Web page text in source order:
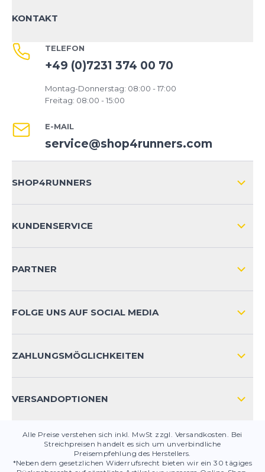
KONTAKT
TELEFON
+49 (0)7231 374 00 70
Montag-Donnerstag: 08:00 - 17:00
Freitag: 08:00 - 15:00
E-MAIL
service@shop4runners.com
SHOP4RUNNERS
KUNDENSERVICE
KONTAKT
PRODUKTSICHERHEIT
PARTNER
FOLGE UNS AUF SOCIAL MEDIA
ZAHLUNGSMÖGLICHKEITEN
VERSANDOPTIONEN
Alle Preise verstehen sich inkl. MwSt zzgl. Versandkosten. Bei
Streichpreisen handelt es sich um unverbindliche
Preisempfehlung des Herstellers.
*Neben dem gesetzlichen Widerrufsrecht bieten wir ein 30 tägiges